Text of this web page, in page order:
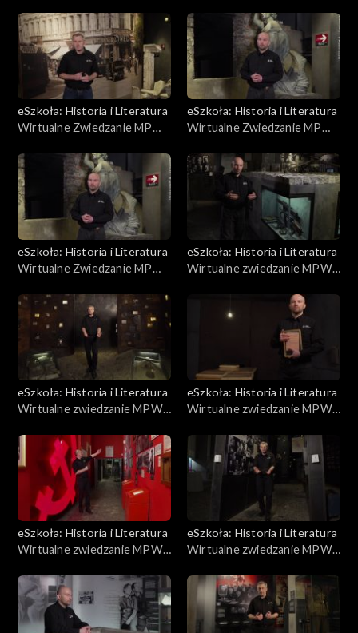
eSzkoła: Historia i Literatura
Wirtualne Zwiedzanie MPW,
eSzkoła: Historia i Literatura
Wirtualne Zwiedzanie MPW,
eSzkoła: Historia i Literatura
Wirtualne Zwiedzanie MPW,
eSzkoła: Historia i Literatura
Wirtualne zwiedzanie MPW,
eSzkoła: Historia i Literatura
Wirtualne zwiedzanie MPW,
eSzkoła: Historia i Literatura
Wirtualne zwiedzanie MPW,
eSzkoła: Historia i Literatura
Wirtualne zwiedzanie MPW,
poczta harcerska
eSzkoła: Historia i Literatura
Wirtualne zwiedzanie MPW,